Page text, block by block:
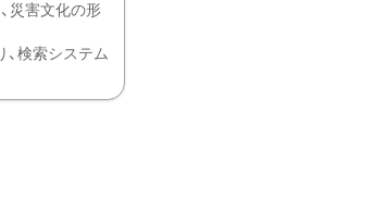
災害文化の形
検索システム